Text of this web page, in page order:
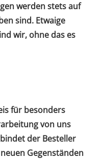
werden stets auf
sind. Etwaige
wir, ohne das es
für besonders
von uns
der Besteller
Gegenständen